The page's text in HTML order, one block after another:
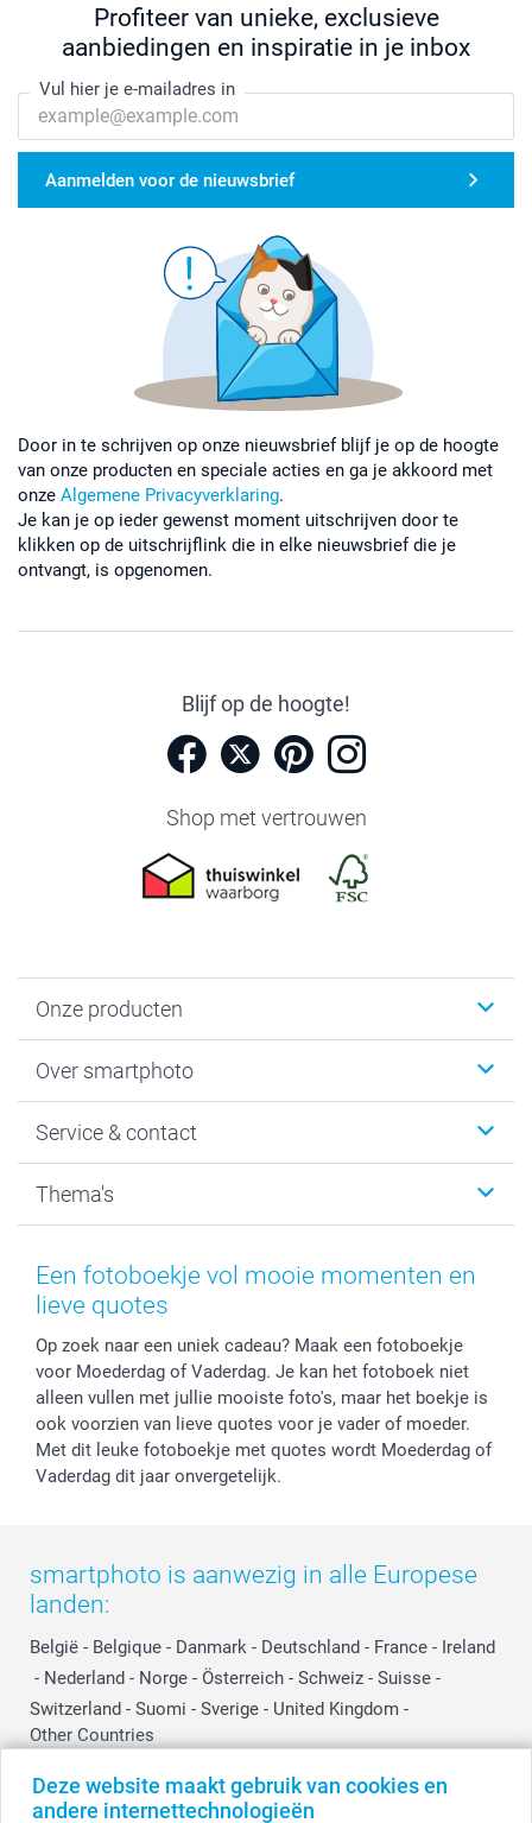
Deze website maakt gebruik van cookies en
andere internettechnologieën
Profiteer van unieke, exclusieve
aanbiedingen en inspiratie in je inbox
Vul hier je e-mailadres in
Aanmelden voor de nieuwsbrief
Door in te schrijven op onze nieuwsbrief blijf je op de hoogte
van onze producten en speciale acties en ga je akkoord met
onze Algemene Privacyverklaring.
Je kan je op ieder gewenst moment uitschrijven door te
klikken op de uitschrijflink die in elke nieuwsbrief die je
ontvangt, is opgenomen.
Blijf op de hoogte!
Shop met vertrouwen
Onze producten
Fotoboeken
Fotocadeaus
Kaarten
Over smartphoto
Vacatures
Bestelproces
Herroepingsrecht
Privacy
Reviews
Prijslijst
Investor Relations
Service & contact
Tevredenheidsgarantie
Mijn orderstatus
smartbonus
service@smartphoto.nl
Affiliate partnerprogramma
Partnerships
Influencer partnerprogramma
Thema's
Baby
Moederdag
Huwelijk
Een fotoboekje vol mooie momenten en
lieve quotes
Op zoek naar een uniek cadeau? Maak een fotoboekje
voor Moederdag of Vaderdag. Je kan het fotoboek niet
alleen vullen met jullie mooiste foto's, maar het boekje is
ook voorzien van lieve quotes voor je vader of moeder.
Met dit leuke fotoboekje met quotes wordt Moederdag of
Vaderdag dit jaar onvergetelijk.
smartphoto is aanwezig in alle Europese
landen:
België - Belgique - Danmark - Deutschland - France - Ireland
- Nederland - Norge - Österreich - Schweiz - Suisse -
Switzerland - Suomi - Sverige - United Kingdom -
Other Countries
Alle prijzen zijn in EURO (€) inclusief BTW en exclusief verzendkosten.